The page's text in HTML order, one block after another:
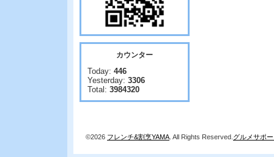
カウンター
Today: 446
Yesterday: 3306
Total: 3984320
©2026 フレンチ&割烹YAMA . All Rights Reserved. グルメサポ